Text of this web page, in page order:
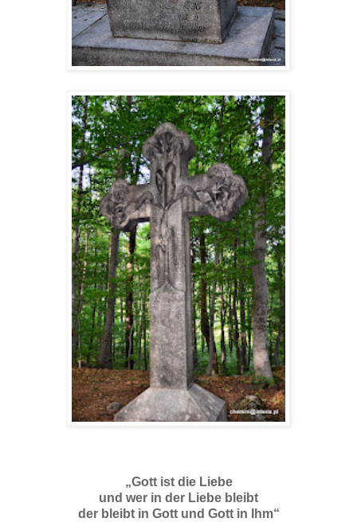
„Gott ist die Liebe
und wer in der Liebe bleibt
der bleibt in Gott und Gott in Ihm“